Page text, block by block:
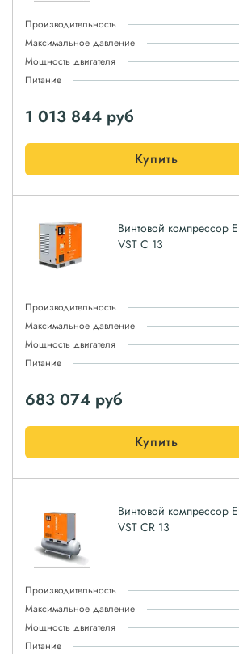
Производительность
Максимальное давление
Мощность двигателя
Питание
1 013 844 руб
Купить
Винтовой компрессор
VST C 13
Производительность
Максимальное давление
Мощность двигателя
Питание
683 074 руб
Купить
Винтовой компрессор
VST CR 13
Производительность
Максимальное давление
Мощность двигателя
Питание